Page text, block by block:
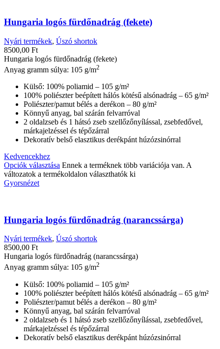
Hungaria logós fürdőnadrág (fekete)
Nyári termékek, Úszó shortok
8500,00 Ft
Hungaria logós fürdőnadrág (fekete)
Anyag gramm súlya: 105 g/m2
Külső: 100% poliamid – 105 g/m²
100% poliészter beépített hálós kötésű alsónadrág – 65 g/m²
Poliészter/pamut bélés a derékon – 80 g/m²
Könnyű anyag, bal szárán felvarróval
2 oldalzseb és 1 hátsó zseb szellőzőnyílással, zsebfedővel,
márkajelzéssel és tépőzárral
Dekoratív belső elasztikus derékpánt húzózsinórral
Kedvencekhez
Opciók választása Ennek a terméknek több variációja van. A
változatok a termékoldalon választhatók ki
Gyorsnézet
Hungaria logós fürdőnadrág (narancssárga)
Nyári termékek, Úszó shortok
8500,00 Ft
Hungaria logós fürdőnadrág (narancssárga)
Anyag gramm súlya: 105 g/m2
Külső: 100% poliamid – 105 g/m²
100% poliészter beépített hálós kötésű alsónadrág – 65 g/m²
Poliészter/pamut bélés a derékon – 80 g/m²
Könnyű anyag, bal szárán felvarróval
2 oldalzseb és 1 hátsó zseb szellőzőnyílással, zsebfedővel,
márkajelzéssel és tépőzárral
Dekoratív belső elasztikus derékpánt húzózsinórral